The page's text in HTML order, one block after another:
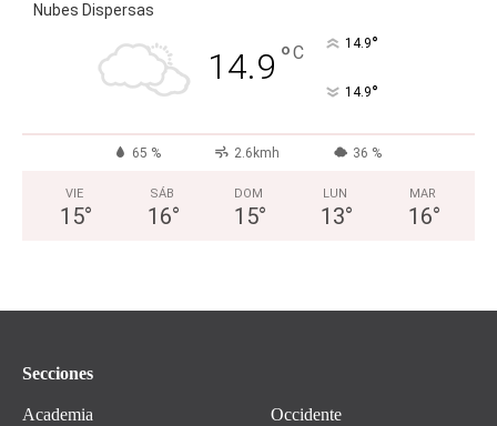
Nubes Dispersas
14.9 °C 14.9°
14.9°
65 % 2.6kmh 36 %
VIE
15°
SÁB
16°
DOM
15°
LUN
13°
MAR
16°
Secciones
Academia
Occidente